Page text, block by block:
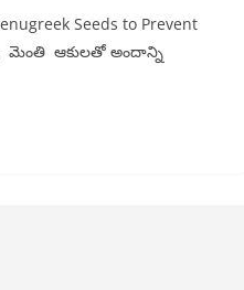
Seeds to Prevent
మెంతి ఆకులతో అందాన్ని